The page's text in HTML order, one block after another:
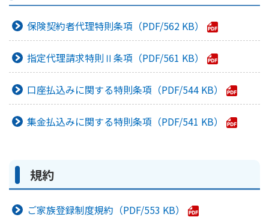
保険契約者代理特則条項 562 KB
指定代理請求特則Ⅱ条項 561 KB
口座払込みに関する特則条項 544 KB
集金払込みに関する特則条項 541 KB
規約
ご家族登録制度規約 553 KB